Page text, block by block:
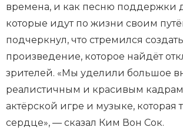
времена, и как песню поддержки
которые идут по жизни своим
подчеркнул, что стремился создать
произведение, которое найдёт
зрителей. «Мы уделили большое
реалистичным и красивым
актёрской игре и музыке, которая
сердце», — сказал Ким Вон Сок.